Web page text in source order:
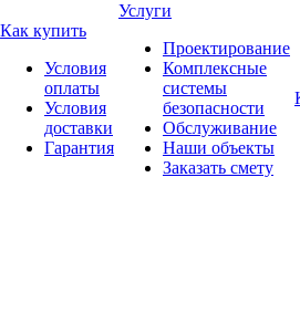
Как купить
Условия
оплаты
Условия
доставки
Гарантия
Услуги
Проектирование
Комплексные
системы
безопасности
Обслуживание
Наши объекты
Заказать смету